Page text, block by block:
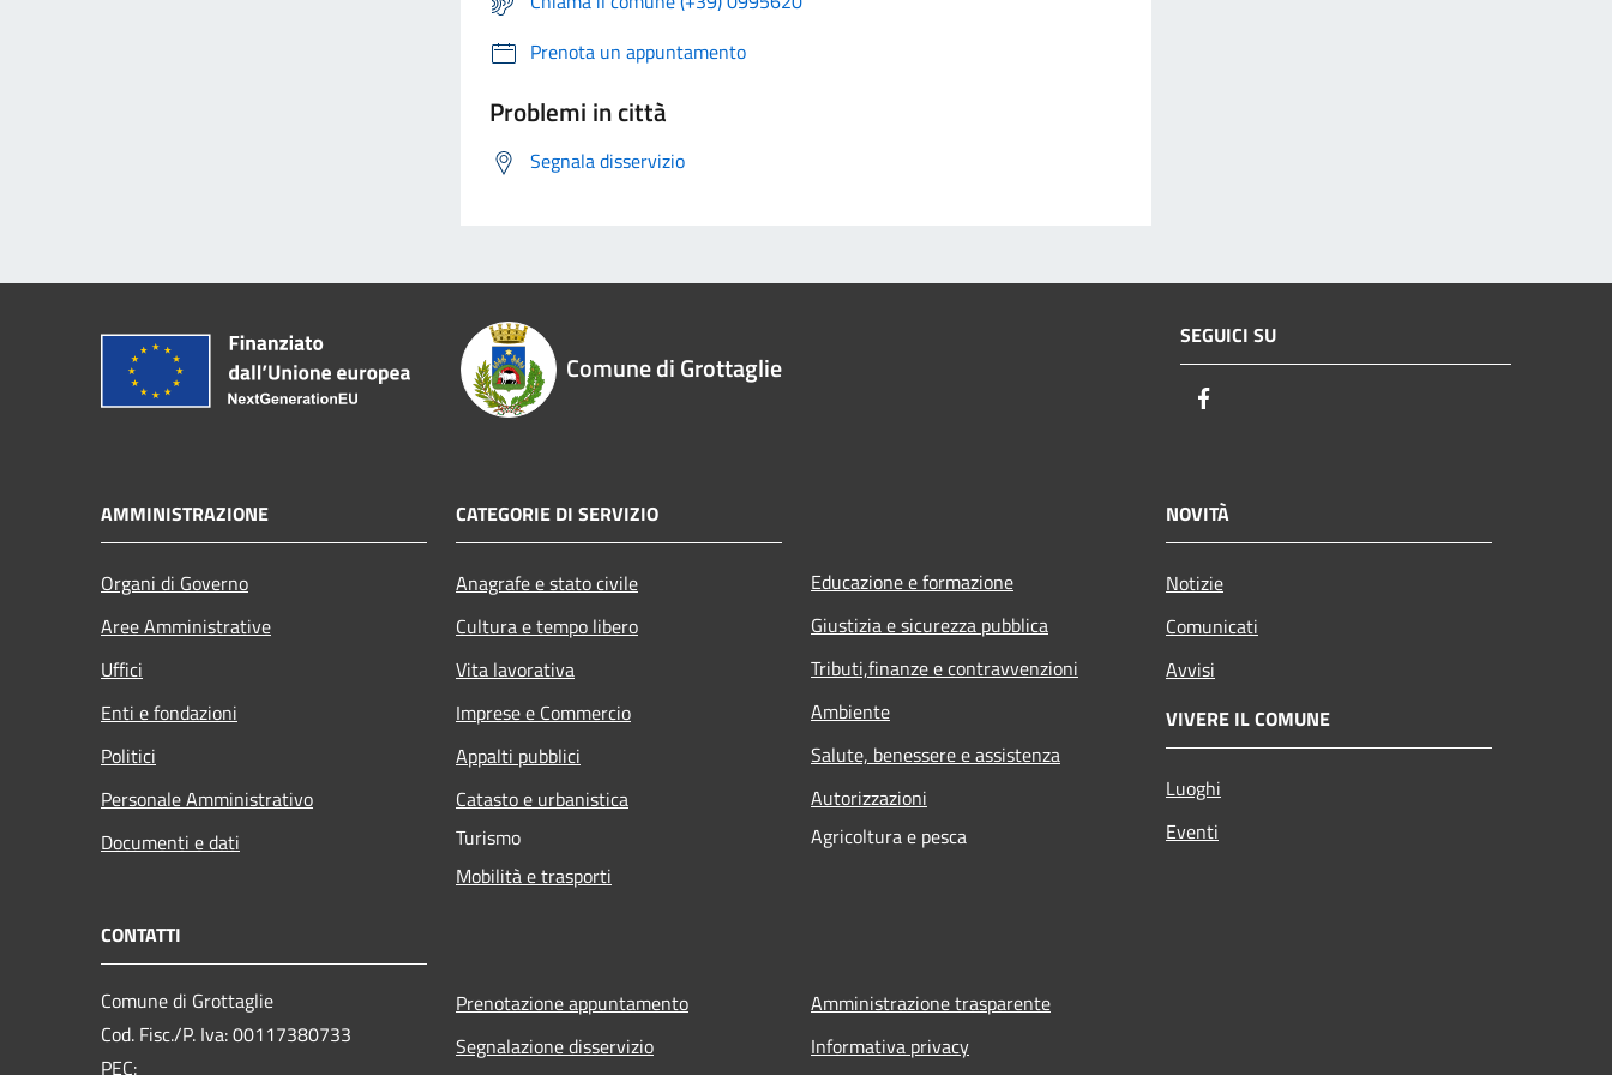
Prenota un appuntamento
Problemi in città
Segnala disservizio
Comune di Grottaglie
SEGUICI SU
AMMINISTRAZIONE
Organi di Governo
Aree Amministrative
Uffici
Enti e fondazioni
Politici
Personale Amministrativo
Documenti e dati
CATEGORIE DI SERVIZIO
Anagrafe e stato civile
Cultura e tempo libero
Vita lavorativa
Imprese e Commercio
Appalti pubblici
Catasto e urbanistica
Turismo
Mobilità e trasporti
Educazione e formazione
Giustizia e sicurezza pubblica
Tributi,finanze e contravvenzioni
Ambiente
Salute, benessere e assistenza
Autorizzazioni
Agricoltura e pesca
NOVITÀ
Notizie
Comunicati
Avvisi
VIVERE IL COMUNE
Luoghi
Eventi
CONTATTI
Comune di Grottaglie
Cod. Fisc./P. Iva: 00117380733
PEC:
Prenotazione appuntamento
Segnalazione disservizio
Amministrazione trasparente
Informativa privacy